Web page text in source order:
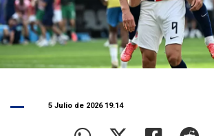
5 Julio de 2026 19.14